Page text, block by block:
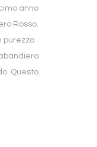
anno
Rosso.
purezza
Questo...